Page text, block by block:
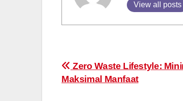
View all posts
Post
navigation
Zero Waste Lifestyle:
Maksimal Manfaat